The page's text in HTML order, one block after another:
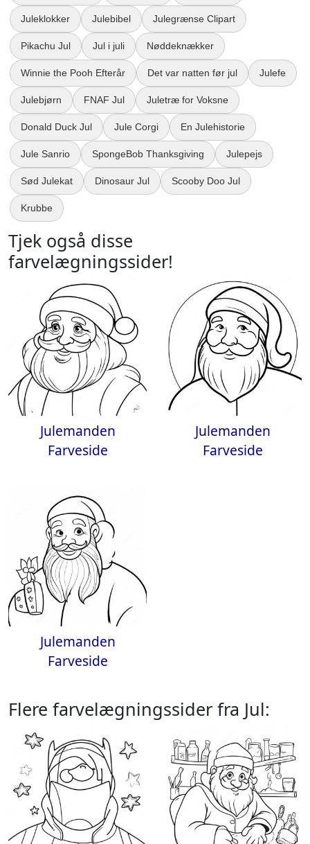
Juleklokker Julebibel Julegrænse Clipart
Pikachu Jul Jul i juli Nøddeknækker
Winnie the Pooh Efterår Det var natten før jul Julefe
Julebjørn FNAF Jul Juletræ for Voksne
Donald Duck Jul Jule Corgi En Julehistorie
Jule Sanrio SpongeBob Thanksgiving Julepejs
Sød Julekat Dinosaur Jul Scooby Doo Jul
Krubbe
Tjek også disse
farvelægningssider!
Julemanden
Farveside
Julemanden
Farveside
Julemanden
Farveside
Flere farvelægningssider fra Jul: